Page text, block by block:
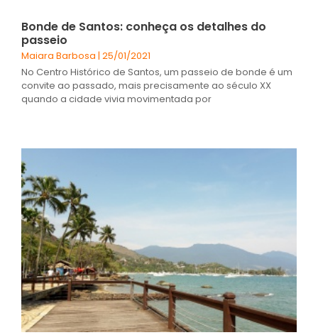
Bonde de Santos: conheça os detalhes do
passeio
Maiara Barbosa 25/01/2021
No Centro Histórico de Santos, um passeio de bonde é um
convite ao passado, mais precisamente ao século XX
quando a cidade vivia movimentada por